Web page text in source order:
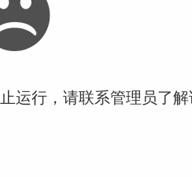
运行，请联系管理员了